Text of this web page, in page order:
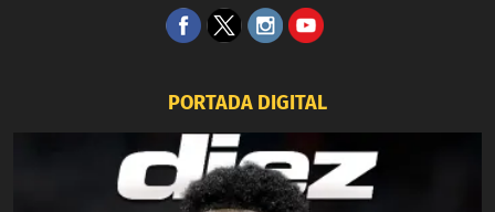
PORTADA DIGITAL